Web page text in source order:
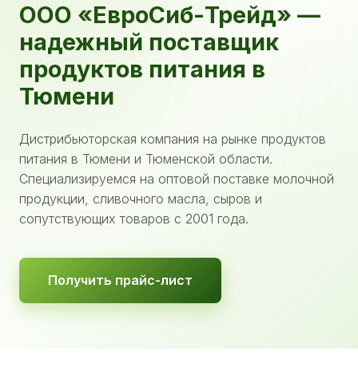
ООО «ЕвроСиб-Трейд» —
надежный поставщик
продуктов питания в
Тюмени
Дистрибьюторская компания на рынке продуктов
питания в Тюмени и Тюменской области.
Специализируемся на оптовой поставке молочной
продукции, сливочного масла, сыров и
сопутствующих товаров с 2001 года.
Получить прайс-лист